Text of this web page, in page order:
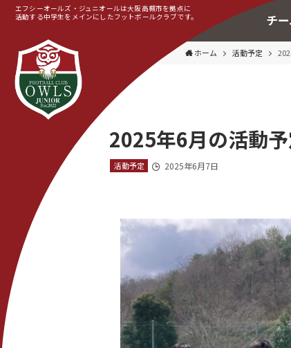
エフシーオールズ・ジュニオールは大阪高槻市を拠点に
活動する中学生をメインにしたフットボールクラブです。
チ
ホーム 活動予定
2025年6月の活動
活動予定 2025年6月7日